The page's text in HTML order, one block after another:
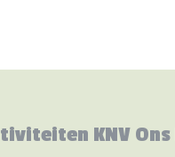
KNV Ons